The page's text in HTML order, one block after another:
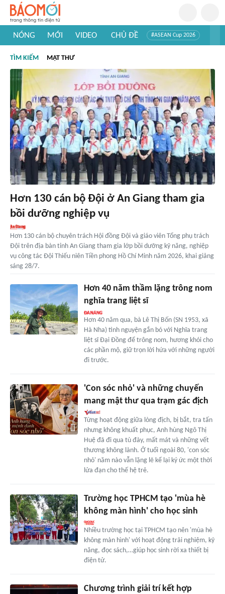
NÓNG MỚI VIDEO CHỦ ĐỀ #ASEAN Cup 2026
#Khám phá thế giới
TÌM KIẾM MẬT THƯ
Hơn 130 cán bộ Đội ở An Giang tham gia
bồi dưỡng nghiệp vụ
Hơn 130 cán bộ chuyên trách Hội đồng Đội và giáo viên Tổng phụ trách
Đội trên địa bàn tỉnh An Giang tham gia lớp bồi dưỡng kỹ năng, nghiệp
vụ công tác Đội Thiếu niên Tiền phong Hồ Chí Minh năm 2026, khai giảng
sáng 28/7.
Hơn 40 năm thầm lặng trông nom
nghĩa trang liệt sĩ
Hơn 40 năm qua, bà Lê Thị Bốn (SN 1953, xã
Hà Nha) tình nguyện gắn bó với Nghĩa trang
liệt sĩ Đại Đồng để trông nom, hương khói cho
các phần mộ, giữ trọn lời hứa với những người
đi trước.
'Con sóc nhỏ' và những chuyến
mang mật thư qua trạm gác địch
Từng hoạt động giữa lòng địch, bị bắt, tra tấn
nhưng không khuất phục, Anh hùng Ngô Thị
Huệ đã đi qua tù đày, mất mát và những vết
thương không lành. Ở tuổi ngoài 80, 'con sóc
nhỏ' năm nào vẫn lặng lẽ kể lại ký ức một thời
lửa đạn cho thế hệ trẻ.
Trường học TPHCM tạo 'mùa hè
không màn hình' cho học sinh
Nhiều trường học tại TPHCM tạo nên 'mùa hè
không màn hình' với hoạt động trải nghiệm, kỹ
năng, đọc sách,…giúp học sinh rời xa thiết bị
điện tử.
Chương trình giải trí kết hợp